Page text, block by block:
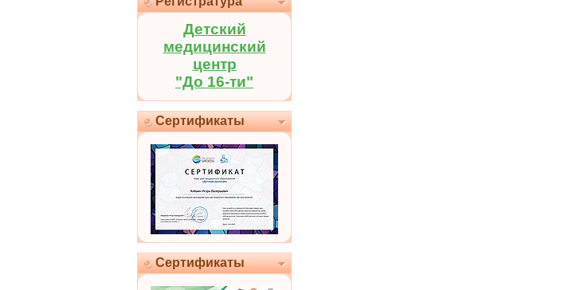
Детский
медицинский
центр
"До 16-ти"
Сертификаты
Сертификаты